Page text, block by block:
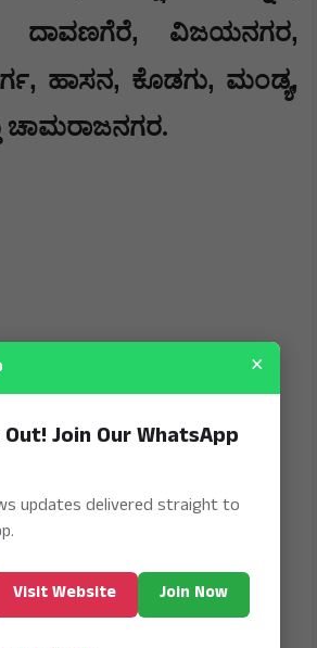
ದಾವಣಗೆರೆ, ವಿಜಯನಗರ,
, ‌ಹಾಸನ, ಕೊಡಗು, ಮಂಡ್ಯ,
ಚಾಮರಾಜನಗರ.
×
Join Our WhatsApp
updates delivered straight to
Visit Website Join Now